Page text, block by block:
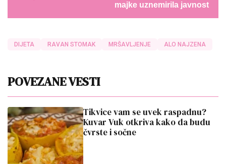
majke uznemirila javnost
DIJETA RAVAN STOMAK MRŠAVLJENJE ALO NAJZENA
POVEZANE VESTI
Tikvice vam se uvek raspadnu?
Kuvar Vuk otkriva kako da budu
čvrste i sočne